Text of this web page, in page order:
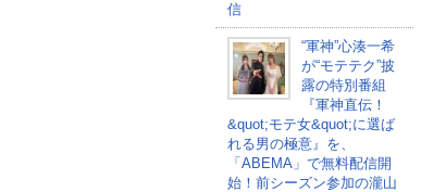
信
“軍神”心湊一希
が“モテテク”披
露の特別番組
『軍神直伝！
&quot;モテ女&quot;に選ば
れる男の極意』を、
「ABEMA」で無料配信開
始！前シーズン参加の瀧山